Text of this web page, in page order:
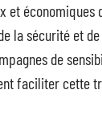
et économiques
la sécurité et
de
faciliter cette